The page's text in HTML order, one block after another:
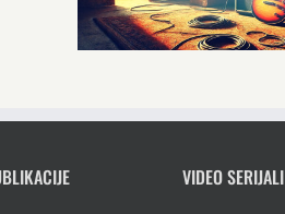
VIDEO SERIJALI